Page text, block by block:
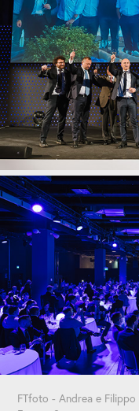
FTfoto - Andrea e